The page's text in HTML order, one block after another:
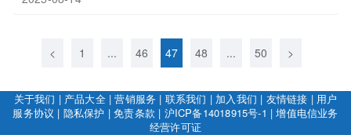
< 1 ... 46 47 48 ... 50 >
关于我们 | 产品大全|营销服务 | 联系我们 | 加入我们 | 友情链接 | 用户
服务协议 | 隐私保护 |免责条款 | 沪ICP备14018915号-1 |增值电信业务
经营许可证